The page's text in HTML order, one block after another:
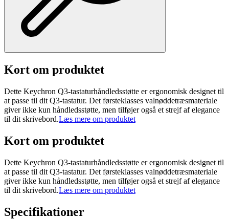
Kort om produktet
Dette Keychron Q3-tastaturhåndledsstøtte er ergonomisk designet til
at passe til dit Q3-tastatur. Det førsteklasses valnøddetræsmateriale
giver ikke kun håndledsstøtte, men tilføjer også et strejf af elegance
til dit skrivebord.Læs mere om produktet
Kort om produktet
Dette Keychron Q3-tastaturhåndledsstøtte er ergonomisk designet til
at passe til dit Q3-tastatur. Det førsteklasses valnøddetræsmateriale
giver ikke kun håndledsstøtte, men tilføjer også et strejf af elegance
til dit skrivebord.Læs mere om produktet
Specifikationer